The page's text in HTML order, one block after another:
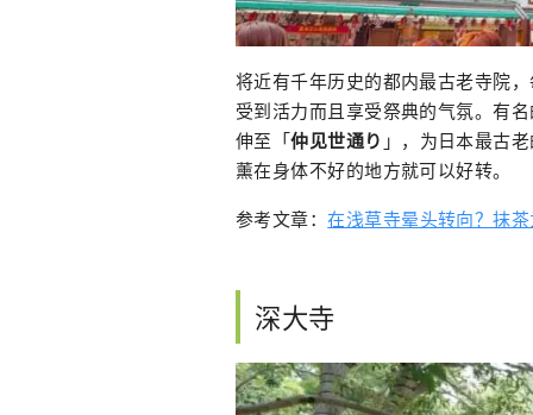
将近有千年历史的都内最古老寺院
受到活力而且享受祭典的气氛。有
伸至「仲见世通り 」，为日本最古
薰在身体不好的地方就可以好转。
参考文章：在浅草寺晕头转向？抹
深大寺